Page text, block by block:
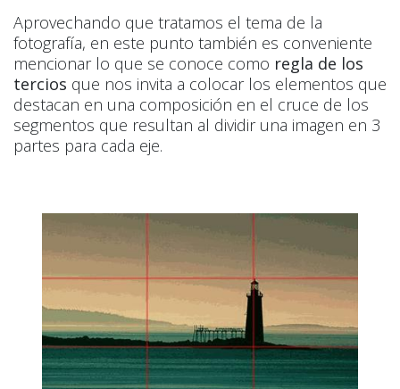
Aprovechando que tratamos el tema de la
fotografía, en este punto también es conveniente
mencionar lo que se conoce como regla de los
tercios que nos invita a colocar los elementos que
destacan en una composición en el cruce de los
segmentos que resultan al dividir una imagen en 3
partes para cada eje.